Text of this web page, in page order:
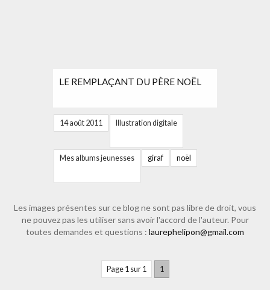
LE REMPLAÇANT DU PÈRE NOËL
14 août 2011 Illustration digitale
Mes albums jeunesses giraf noël
Les images présentes sur ce blog ne sont pas libre de droit, vous
ne pouvez pas les utiliser sans avoir l'accord de l'auteur. Pour
toutes demandes et questions : laurephelipon@gmail.com
Page 1 sur 1 1